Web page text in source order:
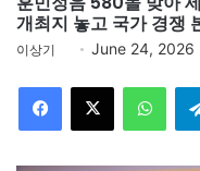
개최지 놓고 국가 경쟁
이상기 June 24, 2026
Facebook
X